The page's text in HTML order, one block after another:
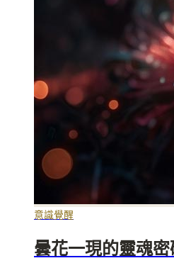
意識覺醒
曇花一現的靈魂